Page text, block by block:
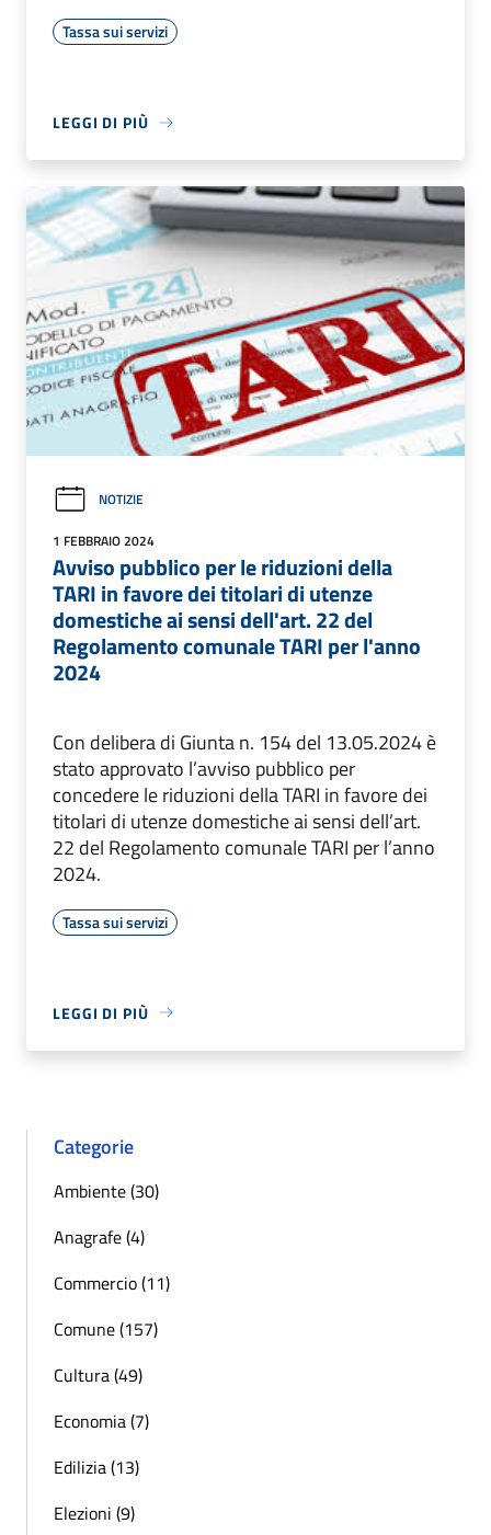
Tassa sui servizi
LEGGI DI PIÙ
NOTIZIE
1 FEBBRAIO 2024
Avviso pubblico per le riduzioni della
TARI in favore dei titolari di utenze
domestiche ai sensi dell'art. 22 del
Regolamento comunale TARI per l'anno
2024
Con delibera di Giunta n. 154 del 13.05.2024 è
stato approvato l’avviso pubblico per
concedere le riduzioni della TARI in favore dei
titolari di utenze domestiche ai sensi dell’art.
22 del Regolamento comunale TARI per l’anno
2024.
Tassa sui servizi
LEGGI DI PIÙ
Categorie
Ambiente (30)
Anagrafe (4)
Commercio (11)
Comune (157)
Cultura (49)
Economia (7)
Edilizia (13)
Elezioni (9)